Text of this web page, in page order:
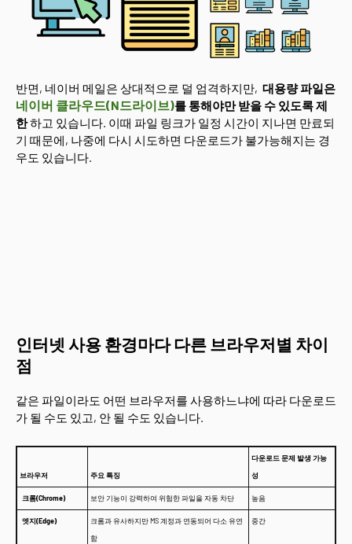
반면, 네이버 메일은 상대적으로 덜 엄격하지만, 대용량 파일은
네이버 클라우드(N드라이브)를 통해야만 받을 수 있도록 제
한하고 있습니다. 이때 파일 링크가 일정 시간이 지나면 만료되
기 때문에, 나중에 다시 시도하면 다운로드가 불가능해지는 경
우도 있습니다.
인터넷 사용 환경마다 다른 브라우저별 차이
점
같은 파일이라도 어떤 브라우저를 사용하느냐에 따라 다운로드
가 될 수도 있고, 안 될 수도 있습니다.
브라우저 주요 특징
다운로드 문제 발생 가능
성
크롬(Chrome) 보안 기능이 강력하여 위험한 파일을 자동 차단 높음
엣지(Edge)
크롬과 유사하지만 MS 계정과 연동되어 다소 유연
함
중간